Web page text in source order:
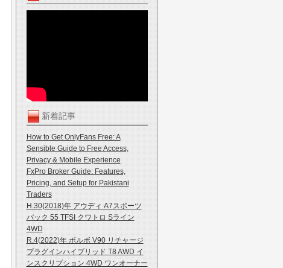
新着記事
How to Get OnlyFans Free: A
Sensible Guide to Free Access,
Privacy & Mobile Experience
FxPro Broker Guide: Features,
Pricing, and Setup for Pakistani
Traders
H.30(2018)年 アウディ A7スポーツ
バック 55 TFSI クワトロ Sライン
4WD
R.4(2022)年 ボルボ V90 リチャージ
プラグインハイブリッド T8 AWD イ
ンスクリプション 4WD ワンオーナー